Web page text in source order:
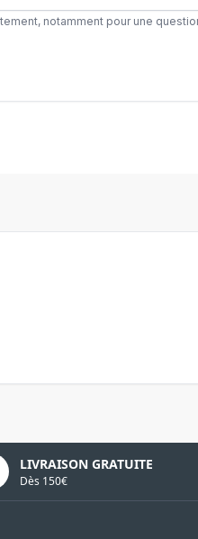
notamment pour une
LIVRAISON GRATUITE
Dès 150€